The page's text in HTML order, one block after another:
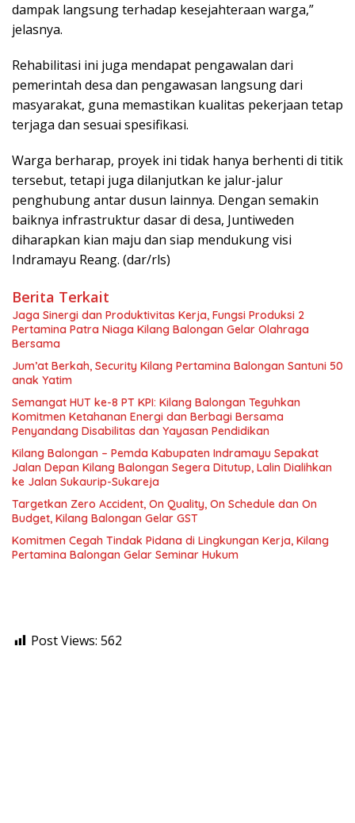
dampak langsung terhadap kesejahteraan warga,”
jelasnya.
Rehabilitasi ini juga mendapat pengawalan dari
pemerintah desa dan pengawasan langsung dari
masyarakat, guna memastikan kualitas pekerjaan tetap
terjaga dan sesuai spesifikasi.
Warga berharap, proyek ini tidak hanya berhenti di titik
tersebut, tetapi juga dilanjutkan ke jalur-jalur
penghubung antar dusun lainnya. Dengan semakin
baiknya infrastruktur dasar di desa, Juntiweden
diharapkan kian maju dan siap mendukung visi
Indramayu Reang. (dar/rls)
Berita Terkait
Jaga Sinergi dan Produktivitas Kerja, Fungsi Produksi 2
Pertamina Patra Niaga Kilang Balongan Gelar Olahraga
Bersama
Jum’at Berkah, Security Kilang Pertamina Balongan Santuni 50
anak Yatim
Semangat HUT ke-8 PT KPI: Kilang Balongan Teguhkan
Komitmen Ketahanan Energi dan Berbagi Bersama
Penyandang Disabilitas dan Yayasan Pendidikan
Kilang Balongan – Pemda Kabupaten Indramayu Sepakat
Jalan Depan Kilang Balongan Segera Ditutup, Lalin Dialihkan
ke Jalan Sukaurip-Sukareja
Targetkan Zero Accident, On Quality, On Schedule dan On
Budget, Kilang Balongan Gelar GST
Komitmen Cegah Tindak Pidana di Lingkungan Kerja, Kilang
Pertamina Balongan Gelar Seminar Hukum
Post Views: 562